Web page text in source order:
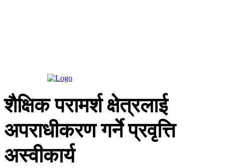
शैक्षिक परामर्श क्षेत्रलाई
अपराधीकरण गर्ने प्रवृत्ति
अस्वीकार्य